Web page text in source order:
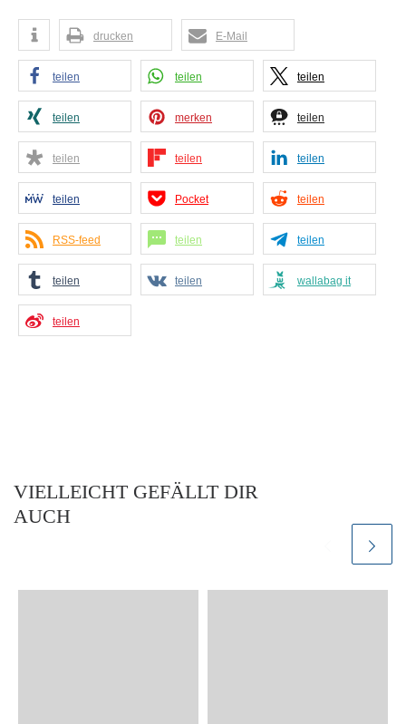
drucken E-Mail
teilen teilen teilen
teilen merken teilen
teilen teilen teilen
teilen Pocket teilen
RSS-feed teilen teilen
teilen teilen wallabag it
teilen
VIELLEICHT GEFÄLLT DIR
AUCH